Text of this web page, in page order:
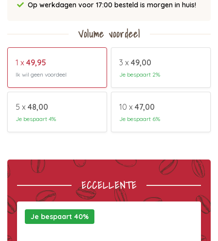
Op werkdagen voor 17:00 besteld is morgen in huis!
Volume voordeel
1 x 49,95
Ik wil geen voordeel
3 x 49,00
Je bespaart 2%
5 x 48,00
Je bespaart 4%
10 x 47,00
Je bespaart 6%
ECCELLENTE
Je bespaart 40%